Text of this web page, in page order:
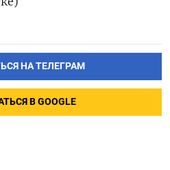
НА ТЕЛЕГРАМ
В GOOGLE